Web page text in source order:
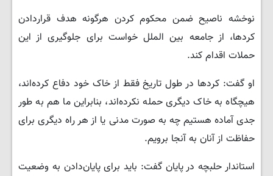
نوخشه ناصیح ضمن محکوم کردن هرگونه هدف قراردادن
کردها، از جامعه بین الملل خواست برای جلوگیری از این
حملات اقدام کند.
او گفت: کردها در طول تاریخ فقط از خاک خود دفاع کردەاند،
هیچگاه به خاک دیگری حمله نکردەاند، بنابراین ما هم به طور
جدی آماده هستیم چه به صورت مدنی یا از هر راه دیگری برای
حفاظت از آنان به آنجا برویم.
استاندار حلبچه در پایان گفت: باید برای پایان‌دادن به وضعیت